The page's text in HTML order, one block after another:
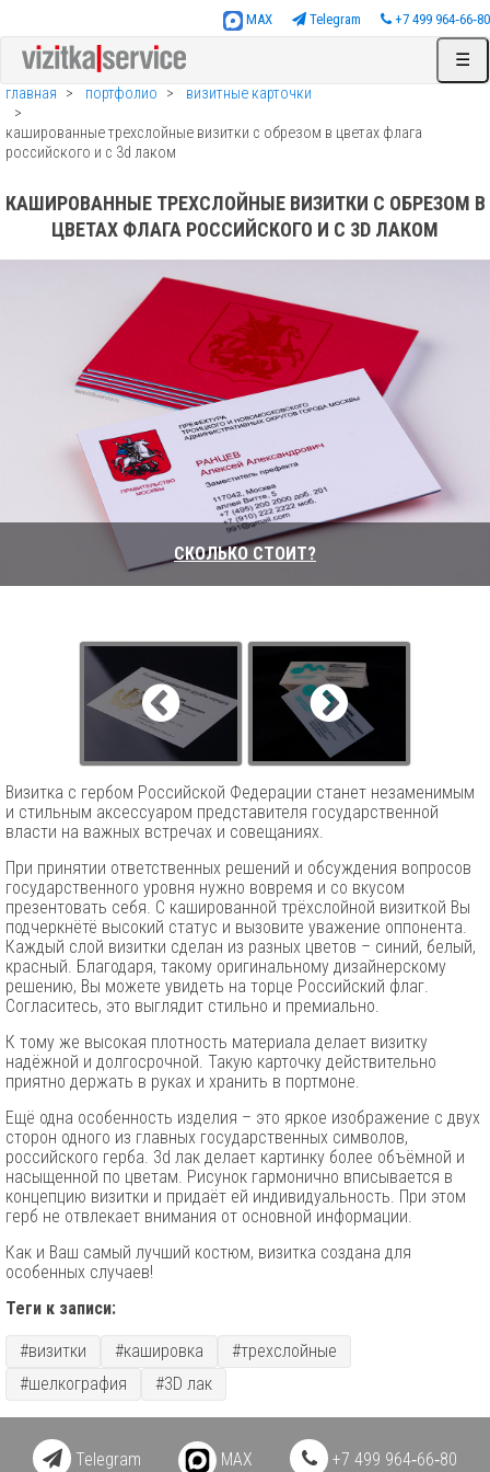
MAX Telegram +7 499 964‑66‑80
☰
главная
портфолио визитные карточки
кашированные трехслойные визитки с обрезом в цветах флага
российского и с 3d лаком
КАШИРОВАННЫЕ ТРЕХСЛОЙНЫЕ ВИЗИТКИ С ОБРЕЗОМ В
ЦВЕТАХ ФЛАГА РОССИЙСКОГО И С 3D ЛАКОМ
СКОЛЬКО СТОИТ?
Визитка с гербом Российской Федерации станет незаменимым
и стильным аксессуаром представителя государственной
власти на важных встречах и совещаниях.
При принятии ответственных решений и обсуждения вопросов
государственного уровня нужно вовремя и со вкусом
презентовать себя. С кашированной трёхслойной визиткой Вы
подчеркнётё высокий статус и вызовите уважение оппонента.
Каждый слой визитки сделан из разных цветов – синий, белый,
красный. Благодаря, такому оригинальному дизайнерскому
решению, Вы можете увидеть на торце Российский флаг.
Согласитесь, это выглядит стильно и премиально.
К тому же высокая плотность материала делает визитку
надёжной и долгосрочной. Такую карточку действительно
приятно держать в руках и хранить в портмоне.
Ещё одна особенность изделия – это яркое изображение с двух
сторон одного из главных государственных символов,
российского герба. 3d лак делает картинку более объёмной и
насыщенной по цветам. Рисунок гармонично вписывается в
концепцию визитки и придаёт ей индивидуальность. При этом
герб не отвлекает внимания от основной информации.
Как и Ваш самый лучший костюм, визитка создана для
особенных случаев!
Теги к записи:
#визитки #кашировка
#трехслойные
#шелкография
#3D лак
Telegram MAX +7 499 964‑66‑80